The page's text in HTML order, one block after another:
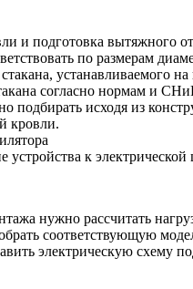
и подготовка вытяжного
по размерам
устанавливаемого
согласно нормам и
подбирать исходя из
кровли.
устройства к электрической
нужно рассчитать
соответствующую
электрическую схему